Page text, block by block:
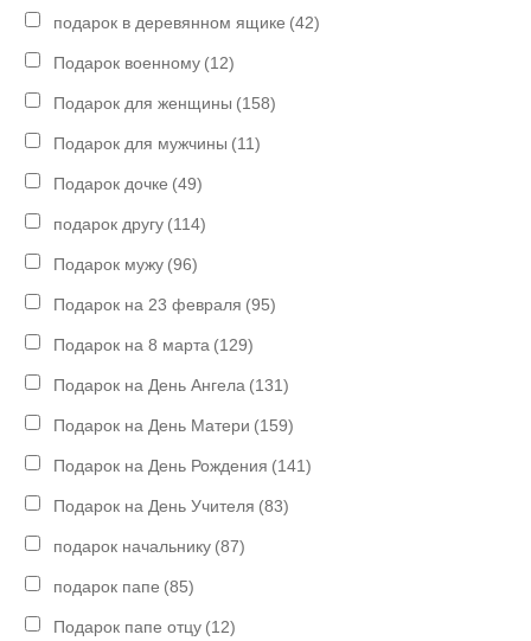
подарок в деревянном ящике (42)
Подарок военному (12)
Подарок для женщины (158)
Подарок для мужчины (11)
Подарок дочке (49)
подарок другу (114)
Подарок мужу (96)
Подарок на 23 февраля (95)
Подарок на 8 марта (129)
Подарок на День Ангела (131)
Подарок на День Матери (159)
Подарок на День Рождения (141)
Подарок на День Учителя (83)
подарок начальнику (87)
подарок папе (85)
Подарок папе отцу (12)